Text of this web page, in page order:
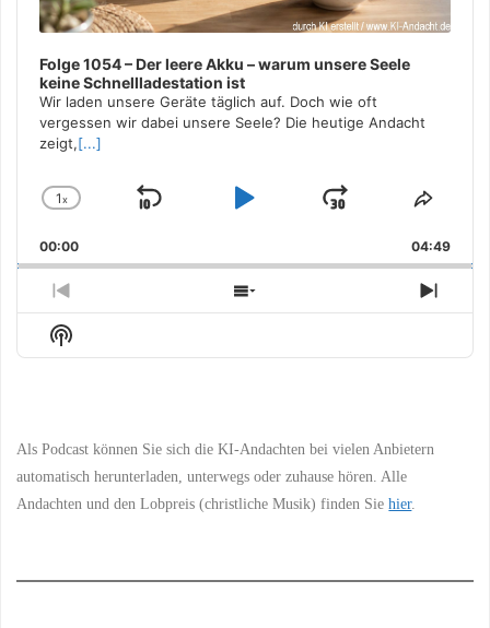
Folge 1054 – Der leere Akku – warum unsere Seele
keine Schnellladestation ist
Wir laden unsere Geräte täglich auf. Doch wie oft
vergessen wir dabei unsere Seele? Die heutige Andacht
zeigt,[...]
Change
Rate
1x
Skip
Play
Jump
Forward
Share
00:00 04:49
Previous
Episode
Show
Next
Show
Podcast
Als Podcast können Sie sich die KI-Andachten bei vielen Anbietern
automatisch herunterladen, unterwegs oder zuhause hören. Alle
Andachten und den Lobpreis (christliche Musik) finden Siehier.